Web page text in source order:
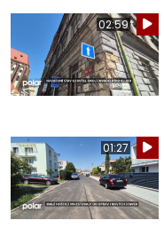
02:59
01:27